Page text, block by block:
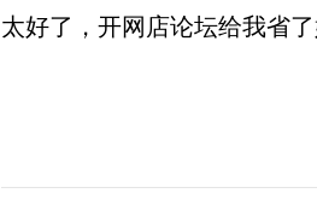
太好了，开网店论坛给我省